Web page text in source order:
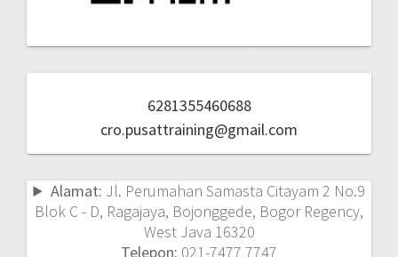
6281355460688
cro.pusattraining@gmail.com
Alamat: Jl. Perumahan Samasta Citayam 2 No.9
Blok C - D, Ragajaya, Bojonggede, Bogor Regency,
West Java 16320
Telepon: 021-7477 7747